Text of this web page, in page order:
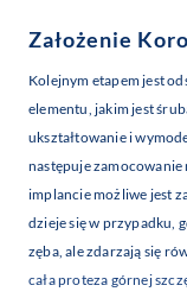
Założenie
Kolejnym etapem jest
elementu, jakim jest
ukształtowanie i
następuje zamocowanie
implancie możliwe jest
dzieje się w przypadku,
zęba, ale zdarzają się
cała proteza górnej